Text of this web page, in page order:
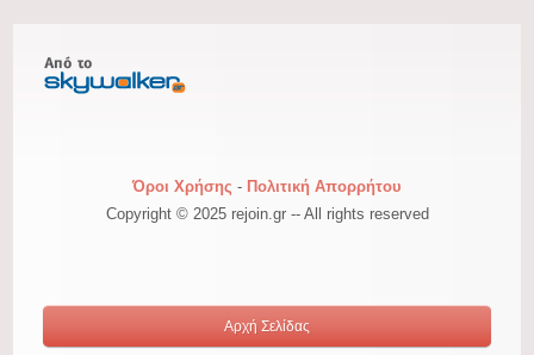
Όροι Χρήσης - Πολιτική Απορρήτου
Copyright © 2025 rejoin.gr -- All rights reserved
Αρχή Σελίδας